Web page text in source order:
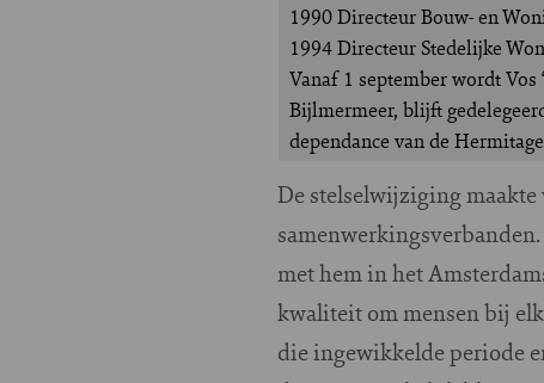
1990 Directeur Bouw- en
1994 Directeur Stedelijke
Vanaf 1 september wordt
Bijlmermeer, blijft
dependance van de
De stelselwijziging maakte
met hem in het
kwaliteit om mensen bij
die ingewikkelde periode